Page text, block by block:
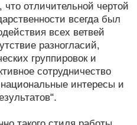
отличительной чертой
всегда был
всех ветвей
разногласий,
группировок и
сотрудничество
интересы и